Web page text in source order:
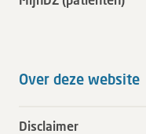
Over deze website
Disclaimer